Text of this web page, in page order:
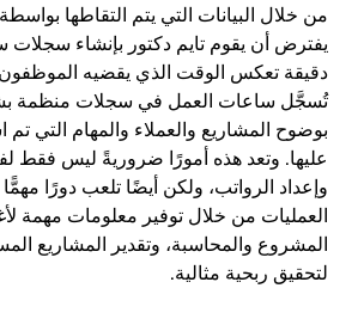
من خلال البيانات التي يتم التقاطها
يفترض أن يقوم تايم دكتور بإنشاء
دقيقة تعكس الوقت الذي يقضيه
تُسجَّل ساعات العمل في سجلات منظمة
بوضوح المشاريع والعملاء والمهام التي
عليها. وتعد هذه أمورًا ضروريةً ليس فقط
وإعداد الرواتب، ولكن أيضًا تلعب دورًا
العمليات من خلال توفير معلومات مهمة
المشروع والمحاسبة، وتقدير المشاريع
لتحقيق ربحية مثالية.